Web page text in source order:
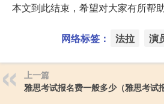
本文到此结束，希望对大家有所帮助
网络标签： 法拉 演
上一篇
雅思考试报名费一般多少（雅思考试